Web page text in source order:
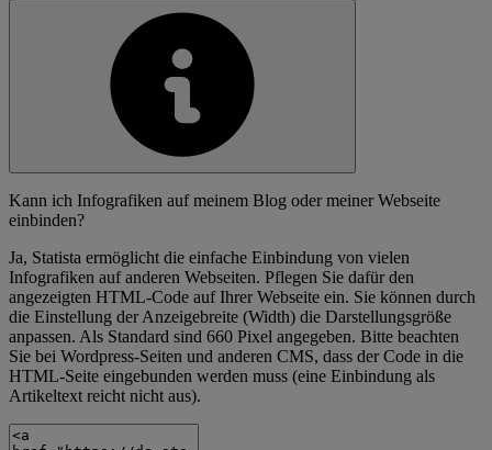
Kann ich Infografiken auf meinem Blog oder meiner Webseite
einbinden?
Ja, Statista ermöglicht die einfache Einbindung von vielen
Infografiken auf anderen Webseiten. Pflegen Sie dafür den
angezeigten HTML-Code auf Ihrer Webseite ein. Sie können durch
die Einstellung der Anzeigebreite (Width) die Darstellungsgröße
anpassen. Als Standard sind 660 Pixel angegeben. Bitte beachten
Sie bei Wordpress-Seiten und anderen CMS, dass der Code in die
HTML-Seite eingebunden werden muss (eine Einbindung als
Artikeltext reicht nicht aus).